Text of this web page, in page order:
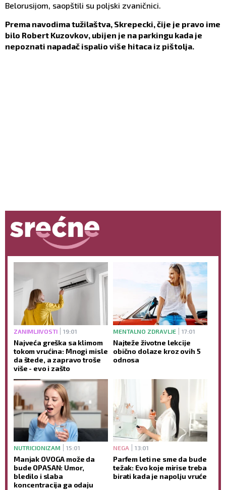
Belorusijom, saopštili su poljski zvaničnici.
Prema navodima tužilaštva, Skrepecki, čije je pravo ime
bilo Robert Kuzovkov, ubijen je na parkingu kada je
nepoznati napadač ispalio više hitaca iz pištolja.
ZANIMLJIVOSTI 19:01
Najveća greška sa klimom
tokom vrućina: Mnogi misle
da štede, a zapravo troše
više - evo i zašto
MENTALNO ZDRAVLJE 17:01
Najteže životne lekcije
obično dolaze kroz ovih 5
odnosa
NUTRICIONIZAM 15:01
Manjak OVOGA može da
bude OPASAN: Umor,
bledilo i slaba
koncentracija ga odaju
NEGA 13:01
Parfem leti ne sme da bude
težak: Evo koje mirise treba
birati kada je napolju vruće